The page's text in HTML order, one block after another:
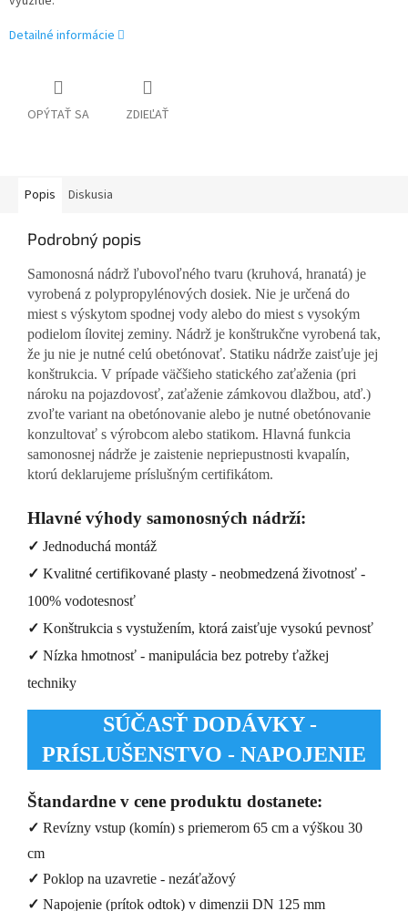
Detailné informácie
OPÝTAŤ SA ZDIEĽAŤ
Popis Diskusia
Podrobný popis
Samonosná nádrž ľubovoľného tvaru (kruhová, hranatá) je
vyrobená z polypropylénových dosiek. Nie je určená do
miest s výskytom spodnej vody alebo do miest s vysokým
podielom ílovitej zeminy. Nádrž je konštrukčne vyrobená tak,
že ju nie je nutné celú obetónovať. Statiku nádrže zaisťuje jej
konštrukcia. V prípade väčšieho statického zaťaženia (pri
nároku na pojazdovosť, zaťaženie zámkovou dlažbou, atď.)
zvoľte variant na obetónovanie alebo je nutné obetónovanie
konzultovať s výrobcom alebo statikom. Hlavná funkcia
samonosnej nádrže je zaistenie nepriepustnosti kvapalín,
ktorú deklarujeme príslušným certifikátom.
Hlavné výhody samonosných nádrží:
✓ Jednoduchá montáž
✓ Kvalitné certifikované plasty - neobmedzená životnosť -
100% vodotesnosť
✓ Konštrukcia s vystužením, ktorá zaisťuje vysokú pevnosť
✓ Nízka hmotnosť - manipulácia bez potreby ťažkej
techniky
SÚČASŤ DODÁVKY -
PRÍSLUŠENSTVO - NAPOJENIE
Štandardne v cene produktu dostanete:
✓ Revízny vstup (komín) s priemerom 65 cm a výškou 30
cm
✓ Poklop na uzavretie - nezáťažový
✓ Napojenie (prítok odtok) v dimenzii DN 125 mm